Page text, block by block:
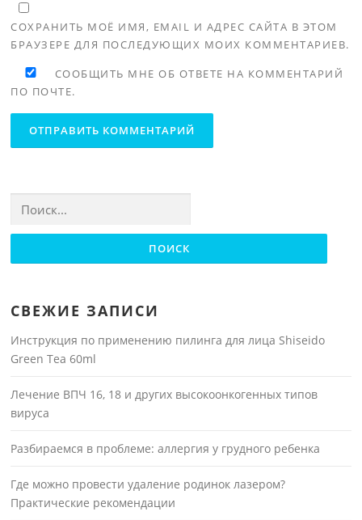
СОХРАНИТЬ МОЁ ИМЯ, EMAIL И АДРЕС САЙТА В ЭТОМ
БРАУЗЕРЕ ДЛЯ ПОСЛЕДУЮЩИХ МОИХ КОММЕНТАРИЕВ.
СООБЩИТЬ МНЕ ОБ ОТВЕТЕ НА КОММЕНТАРИЙ
ПО ПОЧТЕ.
СВЕЖИЕ ЗАПИСИ
Инструкция по применению пилинга для лица Shiseido
Green Tea 60ml
Лечение ВПЧ 16, 18 и других высокоонкогенных типов
вируса
Разбираемся в проблеме: аллергия у грудного ребенка
Где можно провести удаление родинок лазером?
Практические рекомендации